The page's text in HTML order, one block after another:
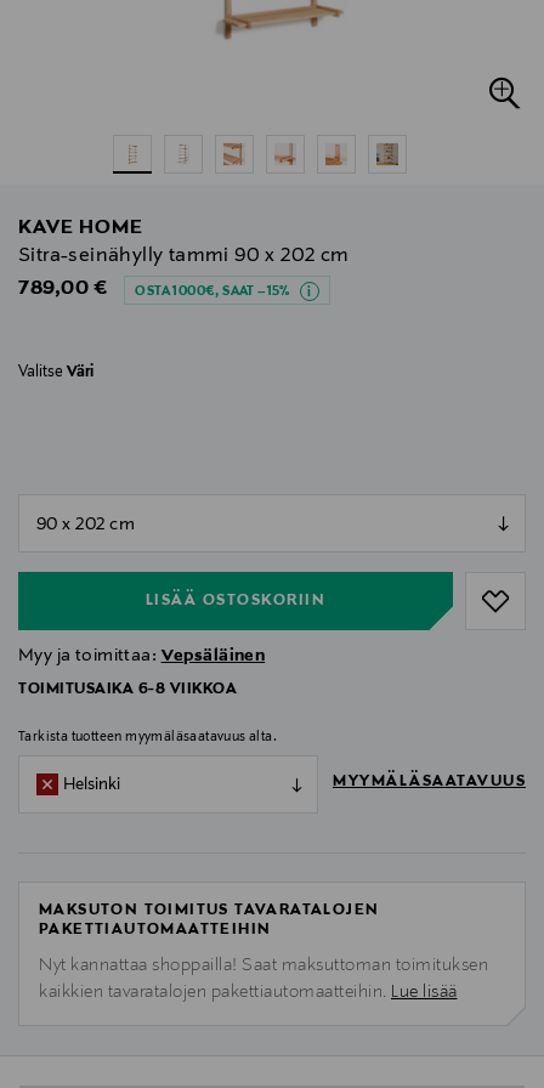
KAVE HOME
Sitra-seinähylly tammi 90 x 202 cm
Original Price
789,00 € OSTA 1000€, SAAT –15%
Valitse Väri
LISÄÄ OSTOSKORIIN
Myy ja toimittaa: Vepsäläinen
TOIMITUSAIKA 6-8 VIIKKOA
Tarkista tuotteen myymäläsaatavuus alta.
Helsinki MYYMÄLÄSAATAVUUS
MAKSUTON TOIMITUS TAVARATALOJEN
PAKETTIAUTOMAATTEIHIN
Nyt kannattaa shoppailla! Saat maksuttoman toimituksen
kaikkien tavaratalojen pakettiautomaatteihin. Lue lisää